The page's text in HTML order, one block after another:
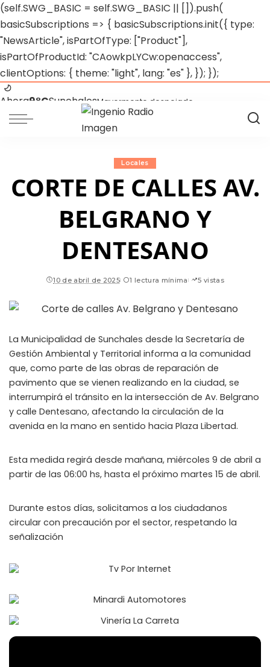
(self.SWG_BASIC = self.SWG_BASIC || []).push(
basicSubscriptions => { basicSubscriptions.init({ type:
"NewsArticle", isPartOfType: ["Product"],
isPartOfProductId: "CAowkpLYCw:openaccess",
clientOptions: { theme: "light", lang: "es" }, }); });
Ahora9°CSunchalesMayormente despejado
13°C 5°C
Cubierto
Vie 14 15°C 9°C Cubierto
Locales
CORTE DE CALLES AV.
BELGRANO Y
DENTESANO
10 de abril de 2025 1 lectura mínima 5 vistas
La Municipalidad de Sunchales desde la Secretaría de
Gestión Ambiental y Territorial informa a la comunidad
que, como parte de las obras de reparación de
pavimento que se vienen realizando en la ciudad, se
interrumpirá el tránsito en la intersección de Av. Belgrano
y calle Dentesano, afectando la circulación de la
avenida en la mano en sentido hacia Plaza Libertad.
Esta medida regirá desde mañana, miércoles 9 de abril a
partir de las 06:00 hs, hasta el próximo martes 15 de abril.
Durante estos días, solicitamos a los ciudadanos
circular con precaución por el sector, respetando la
señalización